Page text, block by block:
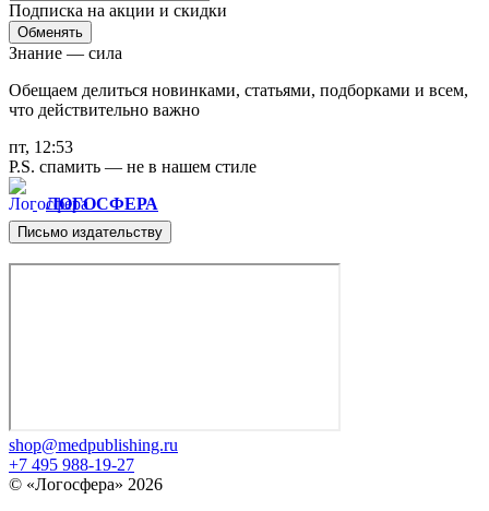
Подписка на акции и скидки
Обменять
Знание — сила
Обещаем делиться новинками, статьями, подборками и всем,
что действительно важно
пт, 12:53
P.S. спамить — не в нашем стиле
ЛОГОСФЕРА
Письмо издательству
shop@medpublishing.ru
+7 495 988-19-27
© «Логосфера» 2026